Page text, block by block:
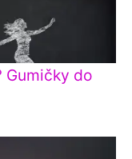
Gumičky do